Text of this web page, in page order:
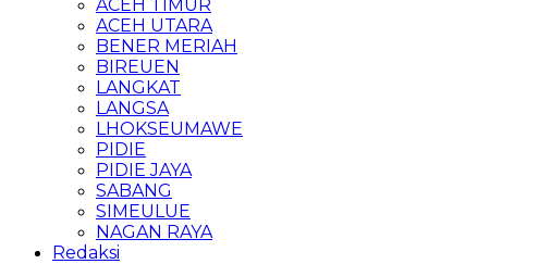
ACEH TIMUR
ACEH UTARA
BENER MERIAH
BIREUEN
LANGKAT
LANGSA
LHOKSEUMAWE
PIDIE
PIDIE JAYA
SABANG
SIMEULUE
NAGAN RAYA
Redaksi